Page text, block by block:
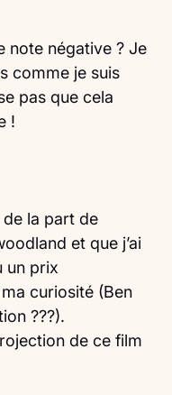
note négative ? Je
comme je suis
pas que cela
!
de la part de
et que j’ai
un prix
curiosité (Ben
???).
de ce film